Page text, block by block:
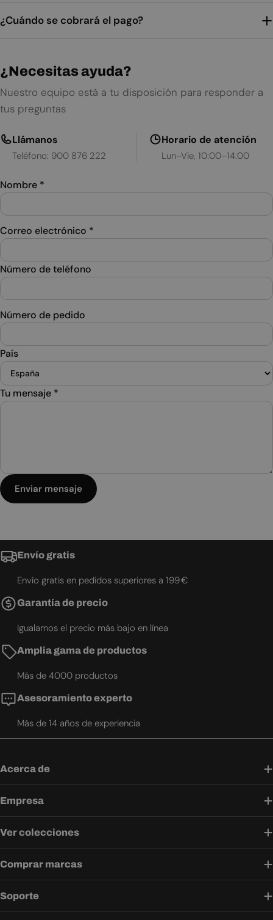
¿Cuándo se cobrará el pago?
¿Necesitas ayuda?
Nuestro equipo está a tu disposición para responder a
tus preguntas
Llámanos
Teléfono: 900 876 222
Horario de atención
Lun–Vie, 10:00–14:00
Nombre *
Correo electrónico *
Número de teléfono
Número de pedido
País
Tu mensaje *
Enviar mensaje
Envío gratis
Envío gratis en pedidos superiores a 199 €
Garantía de precio
Igualamos el precio más bajo en línea
Amplia gama de productos
Más de 4000 productos
Asesoramiento experto
Más de 14 años de experiencia
Acerca de
Empresa
Ver colecciones
Comprar marcas
Soporte